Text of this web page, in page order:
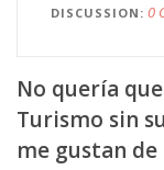
DISCUSSION 0
No quería
Turismo sin
me gustan